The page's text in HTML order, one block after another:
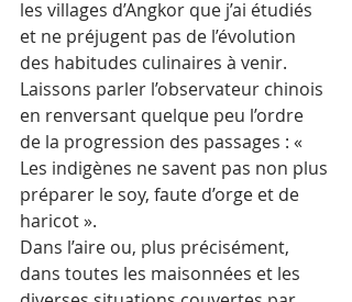
les villages d’Angkor que j’ai étudiés
et ne préjugent pas de l’évolution
des habitudes culinaires à venir.
Laissons parler l’observateur chinois
en renversant quelque peu l’ordre
de la progression des passages : «
Les indigènes ne savent pas non plus
préparer le soy, faute d’orge et de
haricot ».
Dans l’aire ou, plus précisément,
dans toutes les maisonnées et les